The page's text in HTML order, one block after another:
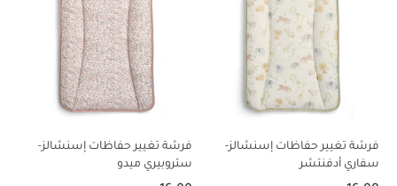
فرشة تغيير حفاظات إسنشالز-
سفاري أدفنتشر
فرشة تغيير حفاظات إسنشالز-
ستروبيري ميدو